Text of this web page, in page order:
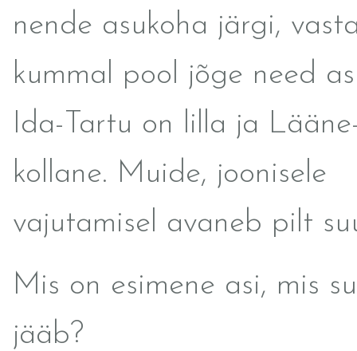
nende asukoha järgi,
kummal pool jõge need
Ida-Tartu on lilla ja
kollane. Muide, joonisele
vajutamisel avaneb pilt
Mis on esimene asi, mis
jääb?